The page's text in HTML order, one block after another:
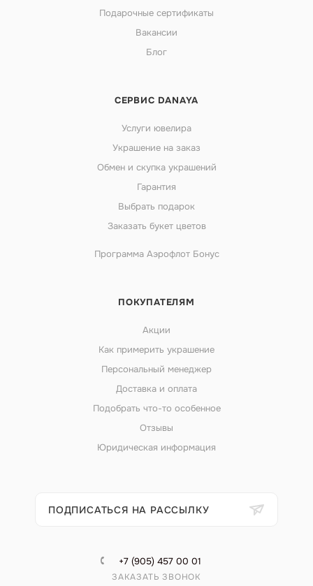
Подарочные сертификаты
Вакансии
Блог
СЕРВИС DANAYA
Услуги ювелира
Украшение на заказ
Обмен и скупка украшений
Гарантия
Выбрать подарок
Заказать букет цветов
Программа Аэрофлот Бонус
ПОКУПАТЕЛЯМ
Акции
Как примерить украшение
Персональный менеджер
Доставка и оплата
Подобрать что-то особенное
Отзывы
Юридическая информация
ПОДПИСАТЬСЯ НА РАССЫЛКУ
+7 (905) 457 00 01
ЗАКАЗАТЬ ЗВОНОК